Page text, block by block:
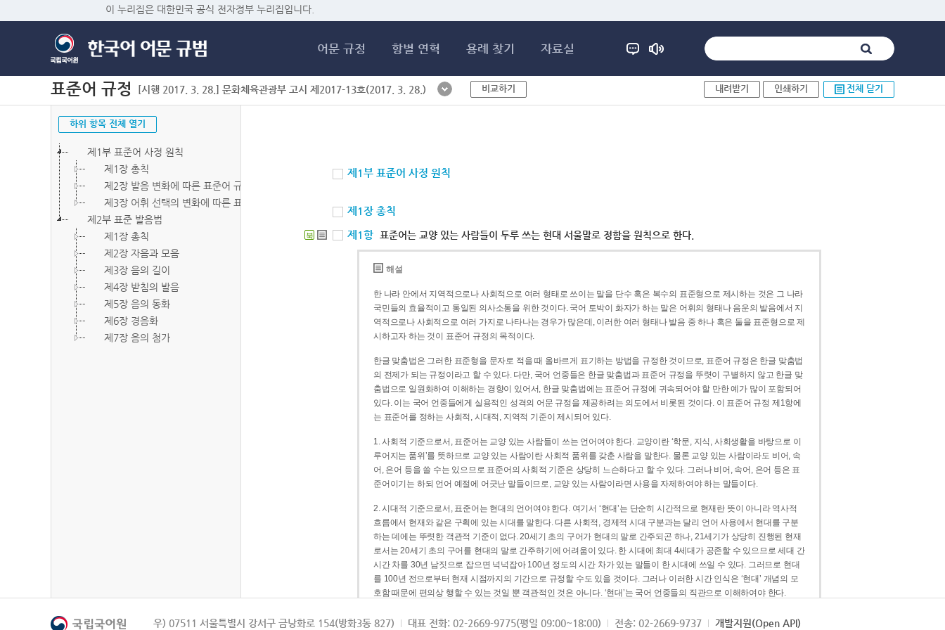
이 누리집은 대한민국 공식 전자정부 누리집입니다.
어문 규정 항별 연혁 용례 찾기 자료실
표준어 규정 [시행 2017. 3. 28.] 문화체육관광부 고시 제2017-13호(2017. 3. 28.) 비교하기 내려받기 인쇄하기 전체 닫기
하위 항목 전체 열기
제1부 표준어 사정 원칙
제1장 총칙
제2장 발음 변화에 따른 표준어 규정
제3장 어휘 선택의 변화에 따른 표준어 규정
제2부 표준 발음법
제1장 총칙
제2장 자음과 모음
제3장 음의 길이
제4장 받침의 발음
제5장 음의 동화
제6장 경음화
제7장 음의 첨가
제1부 표준어 사정 원칙
제1장 총칙
북 제1항 표준어는 교양 있는 사람들이 두루 쓰는 현대 서울말로 정함을 원칙으로 한다.
해설
한 나라 안에서 지역적으로나 사회적으로 여러 형태로 쓰이는 말을 단수 혹은 복수의 표준형으로 제시하는 것은 그 나라
국민들의 효율적이고 통일된 의사소통을 위한 것이다. 국어 토박이 화자가 하는 말은 어휘의 형태나 음운의 발음에서 지
역적으로나 사회적으로 여러 가지로 나타나는 경우가 많은데, 이러한 여러 형태나 발음 중 하나 혹은 둘을 표준형으로 제
시하고자 하는 것이 표준어 규정의 목적이다.
한글 맞춤법은 그러한 표준형을 문자로 적을 때 올바르게 표기하는 방법을 규정한 것이므로, 표준어 규정은 한글 맞춤법
의 전제가 되는 규정이라고 할 수 있다. 다만, 국어 언중들은 한글 맞춤법과 표준어 규정을 뚜렷이 구별하지 않고 한글 맞
춤법으로 일원화하여 이해하는 경향이 있어서, 한글 맞춤법에는 표준어 규정에 귀속되어야 할 만한 예가 많이 포함되어
있다. 이는 국어 언중들에게 실용적인 성격의 어문 규정을 제공하려는 의도에서 비롯된 것이다. 이 표준어 규정 제1항에
는 표준어를 정하는 사회적, 시대적, 지역적 기준이 제시되어 있다.
1. 사회적 기준으로서, 표준어는 교양 있는 사람들이 쓰는 언어여야 한다. 교양이란 ‘학문, 지식, 사회생활을 바탕으로 이
루어지는 품위’를 뜻하므로 교양 있는 사람이란 사회적 품위를 갖춘 사람을 말한다. 물론 교양 있는 사람이라도 비어, 속
어, 은어 등을 쓸 수는 있으므로 표준어의 사회적 기준은 상당히 느슨하다고 할 수 있다. 그러나 비어, 속어, 은어 등은 표
준어이기는 하되 언어 예절에 어긋난 말들이므로, 교양 있는 사람이라면 사용을 자제하여야 하는 말들이다.
2. 시대적 기준으로서, 표준어는 현대의 언어여야 한다. 여기서 ‘현대’는 단순히 시간적으로 현재란 뜻이 아니라 역사적
흐름에서 현재와 같은 구획에 있는 시대를 말한다. 다른 사회적, 경제적 시대 구분과는 달리 언어 사용에서 현대를 구분
하는 데에는 뚜렷한 객관적 기준이 없다. 20세기 초의 구어가 현대의 말로 간주되곤 하나, 21세기가 상당히 진행된 현재
로서는 20세기 초의 구어를 현대의 말로 간주하기에 어려움이 있다. 한 시대에 최대 4세대가 공존할 수 있으므로 세대 간
시간 차를 30년 남짓으로 잡으면 넉넉잡아 100년 정도의 시간 차가 있는 말들이 한 시대에 쓰일 수 있다. 그러므로 현대
를 100년 전으로부터 현재 시점까지의 기간으로 규정할 수도 있을 것이다. 그러나 이러한 시간 인식은 ‘현대’ 개념의 모
호함 때문에 편의상 행할 수 있는 것일 뿐 객관적인 것은 아니다. ‘현대’는 국어 언중들의 직관으로 이해하여야 한다.
3. 지역적 기준으로서, 표준어는 서울말이어야 한다. 이는 표준어의 공용어적 성격을 가장 크게 드러내 주는 기준이다.
우) 07511 서울특별시 강서구 금낭화로 154(방화3동 827) 대표 전화: 02-2669-9775(평일 09:00~18:00) 전송: 02-2669-9737 개발지원(Open API)